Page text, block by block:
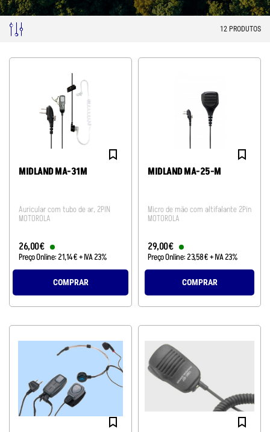
12PRODUTOS
MIDLAND MA-31M
Auricular com tubo de ar, 2PIN
MOTOROLA
26,00€
Preço Online: 21,14€+ IVA 23%
COMPRAR
MIDLAND MA-25-M
Micro de mão com altifalante 2Pin
MOTOROLA
29,00€
Preço Online: 23,58€+ IVA 23%
COMPRAR